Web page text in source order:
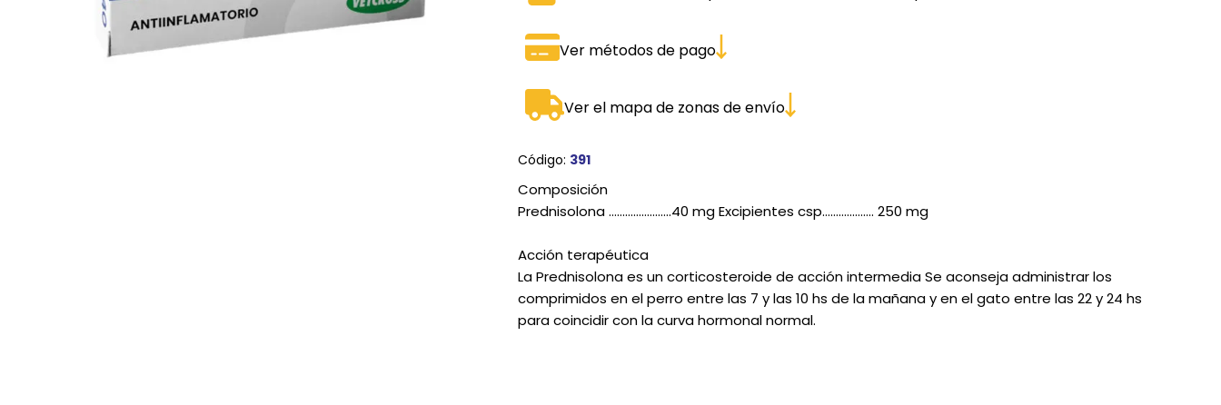
JUGUETES TRANSPORTADORAS
Ver métodos de pago
Ver el mapa de zonas de envío
Código: 391
Composición
Prednisolona …………………..40 mg Excipientes csp………………. 250 mg
Acción terapéutica
La Prednisolona es un corticosteroide de acción intermedia Se aconseja administrar los
comprimidos en el perro entre las 7 y las 10 hs de la mañana y en el gato entre las 22 y 24 hs
para coincidir con la curva hormonal normal.